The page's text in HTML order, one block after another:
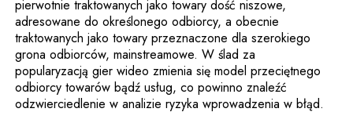
pierwotnie traktowanych jako towary dość niszowe,
adresowane do określonego odbiorcy, a obecnie
traktowanych jako towary przeznaczone dla szerokiego
grona odbiorców, mainstreamowe. W ślad za
popularyzacją gier wideo zmienia się model przeciętnego
odbiorcy towarów bądź usług, co powinno znaleźć
odzwierciedlenie w analizie ryzyka wprowadzenia w błąd.